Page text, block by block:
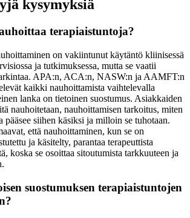
kysymyksiä
terapiaistuntoja?
on vakiintunut käytäntö kliinisessä
ja tutkimuksessa, mutta se vaatii
APA:n, ACA:n, NASW:n ja AAMFT:n
kaikki nauhoittamista vaihtelevalla
lanka on tietoinen suostumus. Asiakkaiden
nauhoitetaan, nauhoittamisen tarkoitus, miten
pääsee siihen käsiksi ja milloin se tuhotaan.
että nauhoittaminen, kun se on
ja käsitelty, parantaa terapeuttista
koska se osoittaa sitoutumista tarkkuuteen ja
suostumuksen terapiaistuntojen